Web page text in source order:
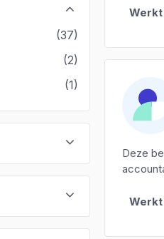
(37)
(2)
(1)
Deze